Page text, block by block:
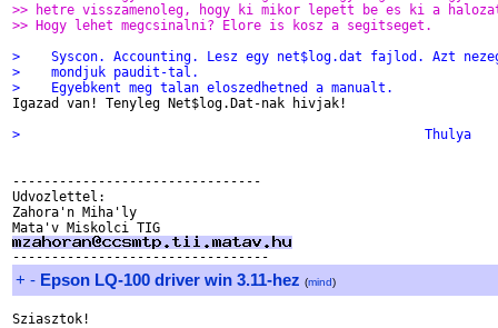
>> hetre visszamenoleg, hogy ki mikor lepett be es ki a
>> Hogy lehet megcsinalni? Elore is kosz a segitseget.
>    Syscon. Accounting. Lesz egy net$log.dat fajlod. Azt
>    mondjuk paudit-tal.
>    Egyebkent meg talan eloszedhetned a manualt.
Igazad van! Tenyleg Net$log.Dat-nak hivjak!
>                                                    Thulya
--------------------------------
Udvozlettel:
Zahora'n Miha'ly
+ - Epson LQ-100 driver win 3.11-hez (mind)
Sziasztok!